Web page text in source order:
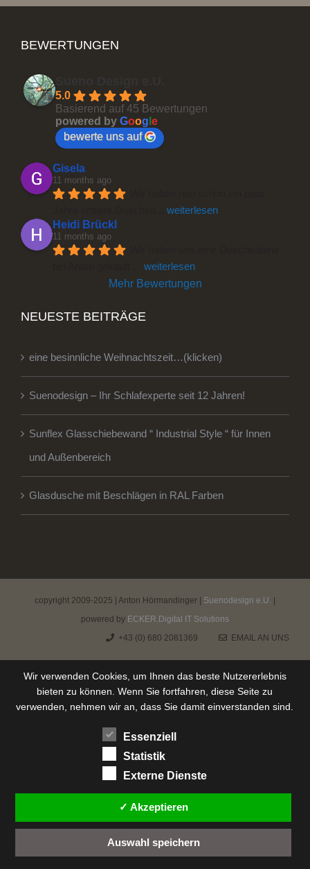
BEWERTUNGEN
5.0
Basierend auf 45 Bewertungen
powered by Goog e
bewerte uns auf
Gisela
11 months ago
weiterlesen
Heidi Brückl
11 months ago
weiterlesen
Mehr Bewertungen
NEUESTE BEITRÄGE
eine besinnliche Weihnachtszeit…(klicken)
Suenodesign – Ihr Schlafexperte seit 12 Jahren!
Sunflex Glasschiebewand “ Industrial Style “ für Innen
und Außenbereich
Glasdusche mit Beschlägen in RAL Farben
copyright 2009-2025 | Anton Hörmandinger | Suenodesign e.U. |
powered by ECKER.Digital IT Solutions
+43 (0) 680 2081369
EMAIL AN UNS
Wir verwenden Cookies, um Ihnen das beste Nutzererlebnis
bieten zu können. Wenn Sie fortfahren, diese Seite zu
verwenden, nehmen wir an, dass Sie damit einverstanden sind.
Essenziell
Statistik
Externe Dienste
✓ Akzeptieren
Auswahl speichern